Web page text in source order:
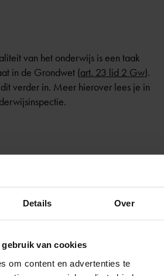
Details Over
van cookies
om content en advertenties te
van het onderwijs is een taak
in de Grondwet (art. 23 lid 2 Gw).
verder in. Meer hierover lees je in
.